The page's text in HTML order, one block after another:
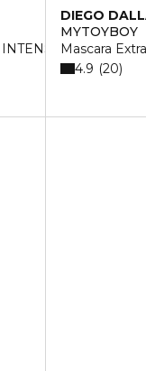
DIEGO
MYTOYBOY
Mascara
4.9 20